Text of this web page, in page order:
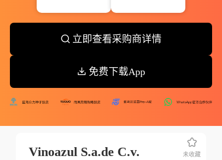
立即查看采购商详情
免费下载App
Vinoazul S.a.de C.v. 未收藏